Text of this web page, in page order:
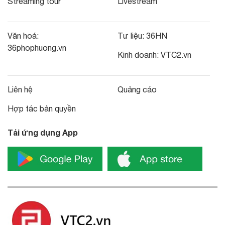
Văn hoá:
36phophuong.vn
Tư liệu: 36HN
Kinh doanh: VTC2.vn
Liên hệ
Hợp tác bản quyền
Quảng cáo
Tải ứng dụng App